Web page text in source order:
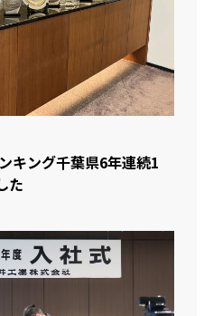
キング千葉県6年連続1
た